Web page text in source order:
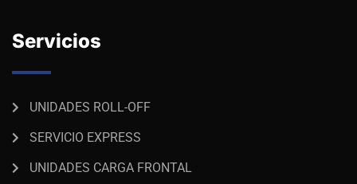
Servicios
UNIDADES ROLL-OFF
SERVICIO EXPRESS
UNIDADES CARGA FRONTAL